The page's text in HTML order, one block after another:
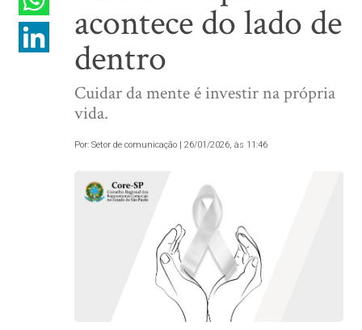
acontece do lado de
dentro
Cuidar da mente é investir na própria
vida.
Por: Setor de comunicação | 26/01/2026, às 11:46